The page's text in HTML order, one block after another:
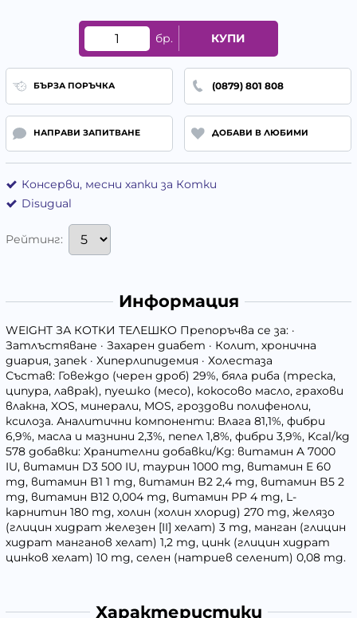
бр. КУПИ
БЪРЗА ПОРЪЧКА (0879) 801 808
НАПРАВИ ЗАПИТВАНЕ ДОБАВИ В ЛЮБИМИ
Консерви, месни хапки за Котки
Disugual
Рейтинг:
Информация
WEIGHT ЗА КОТКИ ТЕЛЕШКО Препоръчва се за: ·
Затлъстяване · Захарен диабет · Колит, хронична
диария, запек · Хиперлипидемия · Холестаза
Състав: Говеждо (черен дроб) 29%, бяла риба (треска,
ципура, лаврак), пуешко (месо), кокосово масло, грахови
влакна, XOS, минерали, MOS, гроздови полифеноли,
ксилоза. Аналитични компоненти: Влага 81,1%, фибри
6,9%, масла и мазнини 2,3%, пепел 1,8%, фибри 3,9%, Kcal/kg
578 добавки: Хранителни добавки/Kg: витамин A 7000
IU, витамин D3 500 IU, таурин 1000 mg, витамин E 60
mg, витамин B1 1 mg, витамин B2 2,4 mg, витамин B5 2
mg, витамин B12 0,004 mg, витамин РР 4 mg, L-
карнитин 180 mg, холин (холин хлорид) 270 mg, желязо
(глицин хидрат железен [II] хелат) 3 mg, манган (глицин
хидрат манганов хелат) 1,2 mg, цинк (глицин хидрат
цинков хелат) 10 mg, селен (натриев селенит) 0,08 mg.
Характеристики